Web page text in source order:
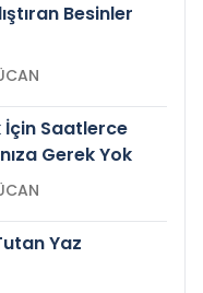
Besinler
İçin Saatlerce
Gerek Yok
Yaz